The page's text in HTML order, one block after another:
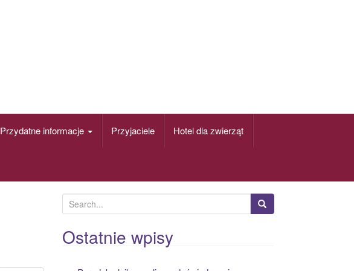
Przydatne informacje Przyjaciele Hotel dla zwierząt
e
a
r
Ostatnie wpisy